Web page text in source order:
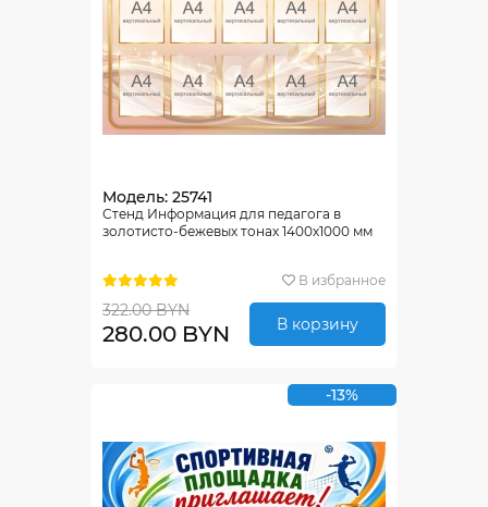
Модель: 25741
Стенд Информация для педагога в
золотисто-бежевых тонах 1400х1000 мм
В избранное
322.00 BYN
280.00 BYN В корзину
-13%